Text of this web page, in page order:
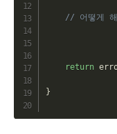
// 어떻게 해
return
}